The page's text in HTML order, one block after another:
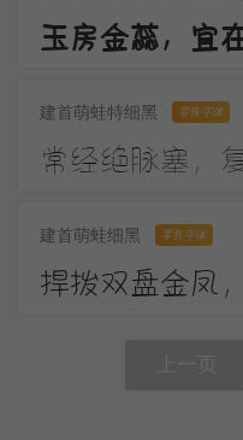
建首萌蛙特细黑 零售字体
建首萌蛙细黑 零售字体